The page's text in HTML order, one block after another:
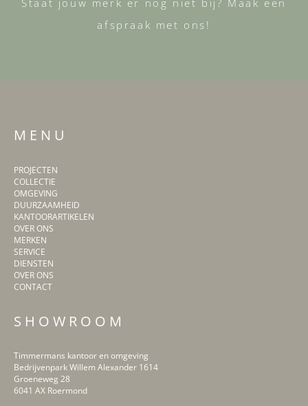
Staat jouw merk er nog niet bij? Maak een
afspraak met ons!
M E N U
PROJECTEN
COLLECTIE
OMGEVING
DUURZAAMHEID
KANTOORARTIKELEN
OVER ONS
MERKEN
SERVICE
DIENSTEN
OVER ONS
CONTACT
S H O W R O O M
Timmermans kantoor en omgeving
Bedrijvenpark Willem Alexander 1614
Groeneweg 28
6041 AX Roermond